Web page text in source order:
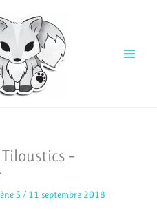
–
S / 11 septembre 2018